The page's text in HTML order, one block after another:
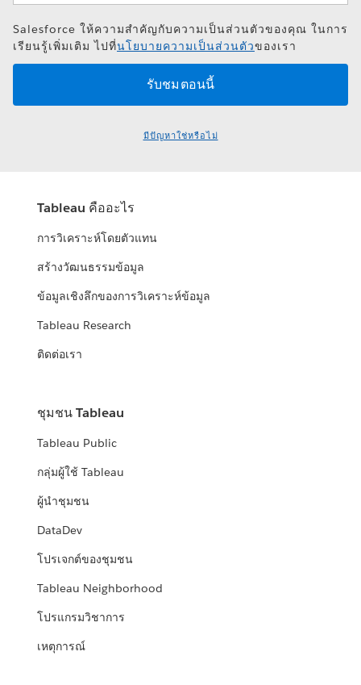
Salesforce ให้ความสำคัญกับความเป็นส่วนตัวของคุณ ในการ
เรียนรู้เพิ่มเติม ไปที่นโยบายความเป็นส่วนตัวของเรา
มีปัญหาใช่หรือไม่
Tableau คืออะไร
การวิเคราะห์โดยตัวแทน
สร้างวัฒนธรรมข้อมูล
ข้อมูลเชิงลึกของการวิเคราะห์ข้อมูล
Tableau Research
ติดต่อเรา
ชุมชน Tableau
Tableau Public
กลุ่มผู้ใช้ Tableau
ผู้นำชุมชน
DataDev
โปรเจกต์ของชุมชน
Tableau Neighborhood
โปรแกรมวิชาการ
เหตุการณ์